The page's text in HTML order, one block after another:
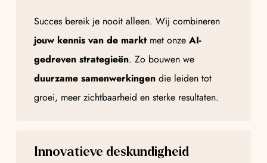
Succes bereik je nooit alleen. Wij combineren
jouw kennis van de markt met onze AI-
gedreven strategieën. Zo bouwen we
duurzame samenwerkingen die leiden tot
groei, meer zichtbaarheid en sterke resultaten.
Innovatieve deskundigheid